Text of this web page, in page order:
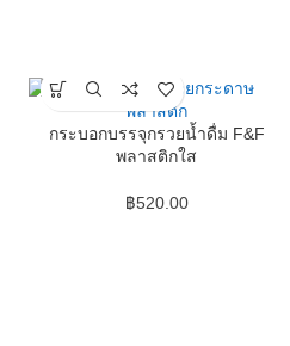
กระบอกบรรจุกรวยน้ำดื่ม F&F
พลาสติกใส
฿520.00